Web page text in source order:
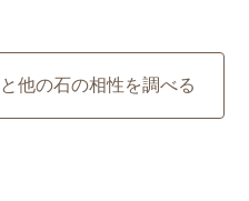
他の石の相性を調べる